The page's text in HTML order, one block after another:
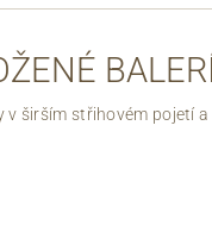
širším střihovém pojetí